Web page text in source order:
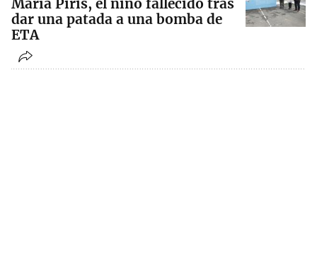
María Piris, el niño fallecido tras
dar una patada a una bomba de
ETA